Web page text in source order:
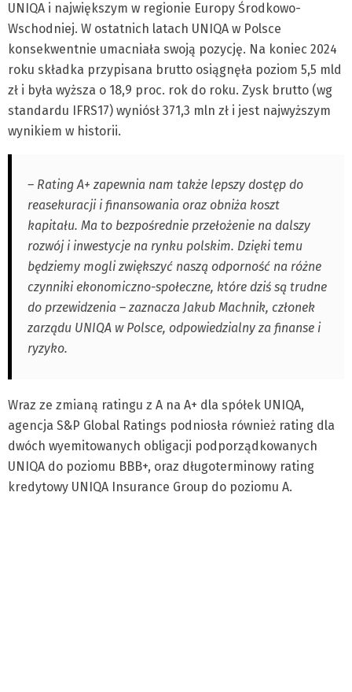
UNIQA i największym w regionie Europy Środkowo-
Wschodniej. W ostatnich latach UNIQA w Polsce
konsekwentnie umacniała swoją pozycję. Na koniec 2024
roku składka przypisana brutto osiągnęła poziom 5,5 mld
zł i była wyższa o 18,9 proc. rok do roku. Zysk brutto (wg
standardu IFRS17) wyniósł 371,3 mln zł i jest najwyższym
wynikiem w historii.
– Rating A+ zapewnia nam także lepszy dostęp do
reasekuracji i finansowania oraz obniża koszt
kapitału. Ma to bezpośrednie przełożenie na dalszy
rozwój i inwestycje na rynku polskim. Dzięki temu
będziemy mogli zwiększyć naszą odporność na różne
czynniki ekonomiczno-społeczne, które dziś są trudne
do przewidzenia – zaznacza Jakub Machnik, członek
zarządu UNIQA w Polsce, odpowiedzialny za finanse i
ryzyko.
Wraz ze zmianą ratingu z A na A+ dla spółek UNIQA,
agencja S&P Global Ratings podniosła również rating dla
dwóch wyemitowanych obligacji podporządkowanych
UNIQA do poziomu BBB+, oraz długoterminowy rating
kredytowy UNIQA Insurance Group do poziomu A.